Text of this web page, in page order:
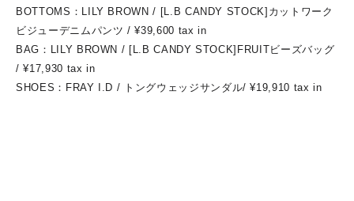
BOTTOMS：LILY BROWN / [L.B CANDY STOCK]カットワーク
ビジューデニムパンツ / ¥39,600 tax in
BAG：LILY BROWN / [L.B CANDY STOCK]FRUITビーズバッグ
/ ¥17,930 tax in
SHOES：FRAY I.D / トングウェッジサンダル/ ¥19,910 tax in